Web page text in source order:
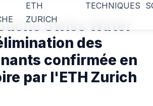
Swiss Water
des
confirmée en
par l'ETH Zurich
ETH
ZURICH
TECHNIQUES